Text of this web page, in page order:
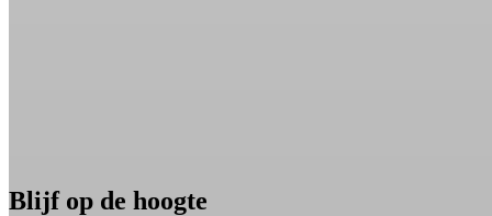
Blijf op de hoogte